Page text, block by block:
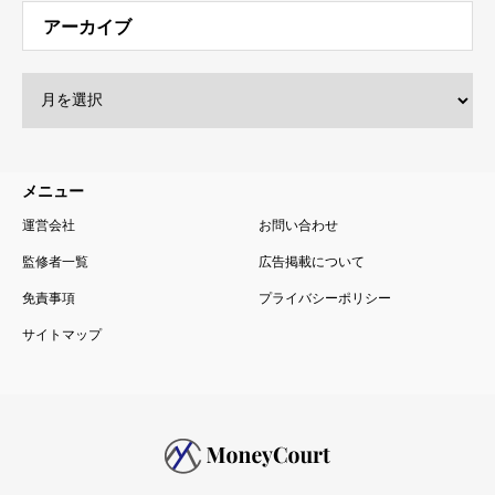
メニュー
運営会社 お問い合わせ
免責事項
サイトマップ